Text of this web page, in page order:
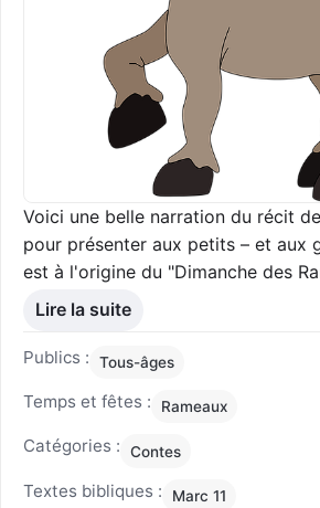
Voici une belle narration du récit de
pour présenter aux petits – et aux
est à l'origine du "Dimanche des
Lire la suite
Publics : Tous-âges
Temps et fêtes : Rameaux
Catégories : Contes
Textes bibliques : Marc 11